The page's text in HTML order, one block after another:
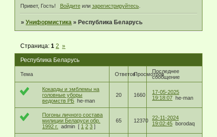
Привет, Гость! Войдитеили зарегистрируйтесь.
»Униформистика » Республика Беларусь
Республика Беларусь
Страница:1 2 »
Тема ОтветовПросмотровПоследнее
сообщение
Кокарды и эмблемы на
головные уборы
ведомств РБ he-man
20 1660
17-05-2025
19:18:07 he-man
Погоны личного состава
милиции Беларуси обр.
1992 г.
admin [ 1 2 3 ]
65 12370
22-11-2024
19:02:45 borodaq